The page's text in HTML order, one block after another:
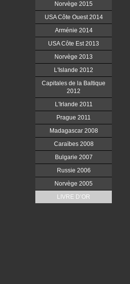
Norvège 2015
USA Côte Ouest 2014
Arménie 2014
USA Côte Est 2013
Norvège 2013
L'Islande 2012
Capitales de la Baltique
2012
L'Irlande 2011
Prague 2011
Madagascar 2008
Caraïbes 2008
Bulgarie 2007
Russie 2006
Norvège 2005
LIVRE D’OR